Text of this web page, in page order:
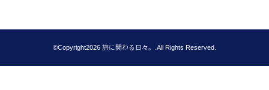
©Copyright2026 旅に関わる日々。 .All Rights Reserved.